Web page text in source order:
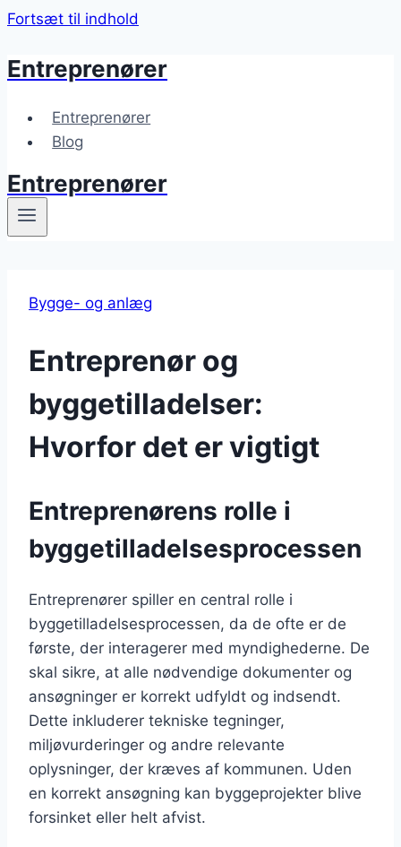
Fortsæt til indhold
Entreprenører
Entreprenører
Blog
Entreprenører
Bygge- og anlæg
Entreprenør og
byggetilladelser:
Hvorfor det er vigtigt
Entreprenørens rolle i
byggetilladelsesprocessen
Entreprenører spiller en central rolle i
byggetilladelsesprocessen, da de ofte er de
første, der interagerer med myndighederne. De
skal sikre, at alle nødvendige dokumenter og
ansøgninger er korrekt udfyldt og indsendt.
Dette inkluderer tekniske tegninger,
miljøvurderinger og andre relevante
oplysninger, der kræves af kommunen. Uden
en korrekt ansøgning kan byggeprojekter blive
forsinket eller helt afvist.